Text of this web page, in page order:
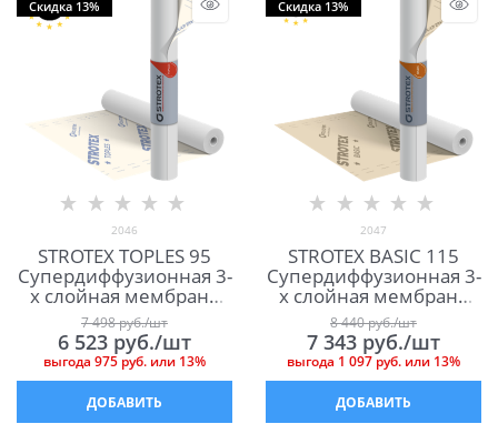
Скидка 13%
2046
STROTEX TOPLES 95
Супердиффузионная 3-
х слойная мембрана
для кровли и фасада
7 498 руб./шт
6 523 руб./шт
выгода 975 руб. или 13%
ДОБАВИТЬ
Скидка 13%
2047
STROTEX BASIC 115
Супердиффузионная 3-
х слойная мембрана
для кровли и фасада
8 440 руб./шт
7 343 руб./шт
выгода 1 097 руб. или 13%
ДОБАВИТЬ